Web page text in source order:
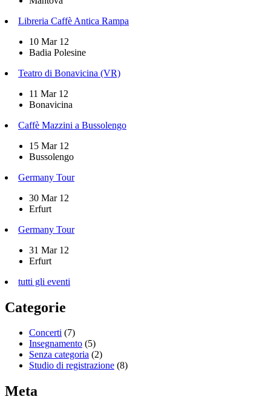
Libreria Caffè Antica Rampa
10 Mar 12
Badia Polesine
Teatro di Bonavicina (VR)
11 Mar 12
Bonavicina
Caffè Mazzini a Bussolengo
15 Mar 12
Bussolengo
Germany Tour
30 Mar 12
Erfurt
Germany Tour
31 Mar 12
Erfurt
tutti gli eventi
Categorie
Concerti (7)
Insegnamento (5)
Senza categoria (2)
Studio di registrazione (8)
Meta